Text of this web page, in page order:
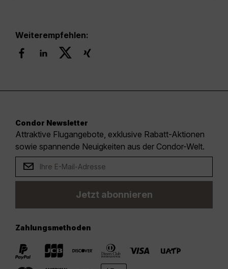
Weiterempfehlen:
Condor Newsletter
Attraktive Flugangebote, exklusive Rabatt-Aktionen
sowie spannende Neuigkeiten aus der Condor-Welt.
Jetzt abonnieren
Zahlungsmethoden